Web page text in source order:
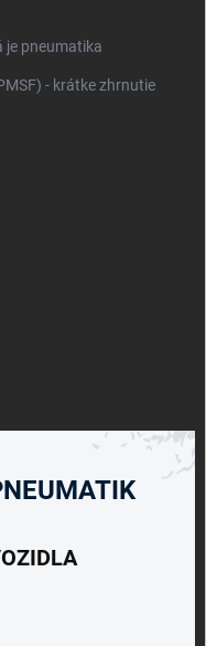
je pneumatika
- krátke zhrnutie